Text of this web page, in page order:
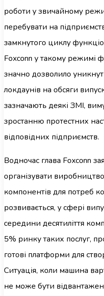
роботи у звичайному
перебувати на
замкнутого циклу
Foxconn у такому режимі
значно дозволило
локдаунів на обсяги
зазначають деякі ЗМІ,
зростанню протестних
відповідних підприємств.
Водночас глава Foxconn
організувати
компонентів для потреб
розвивається, у сфері
середини десятиліття
5% ринку таких послуг,
готові платформи для
Ситуація, коли машина
не може бути